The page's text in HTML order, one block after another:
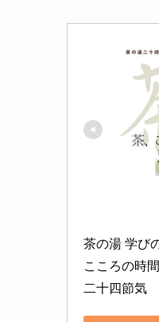
茶の湯 学び
こころの時
二十四節気